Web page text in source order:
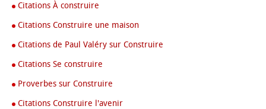
Citations À construire
Citations Construire une maison
Citations de Paul Valéry sur Construire
Citations Se construire
Proverbes sur Construire
Citations Construire l'avenir